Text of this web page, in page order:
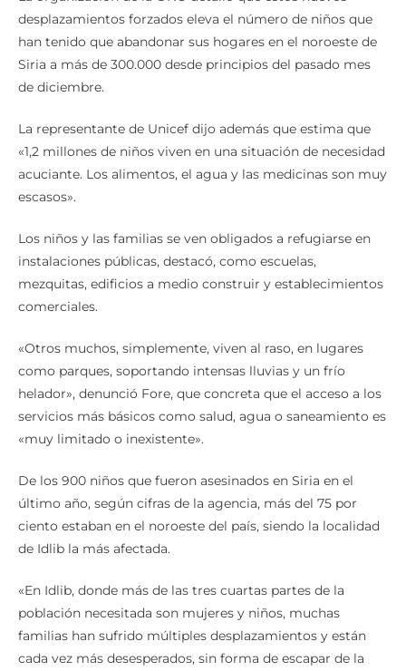
desplazamientos forzados eleva el número de niños que
han tenido que abandonar sus hogares en el noroeste de
Siria a más de 300.000 desde principios del pasado mes
de diciembre.
La representante de Unicef dijo además que estima que
«1,2 millones de niños viven en una situación de necesidad
acuciante. Los alimentos, el agua y las medicinas son muy
escasos».
Los niños y las familias se ven obligados a refugiarse en
instalaciones públicas, destacó, como escuelas,
mezquitas, edificios a medio construir y establecimientos
comerciales.
«Otros muchos, simplemente, viven al raso, en lugares
como parques, soportando intensas lluvias y un frío
helador», denunció Fore, que concreta que el acceso a los
servicios más básicos como salud, agua o saneamiento es
«muy limitado o inexistente».
De los 900 niños que fueron asesinados en Siria en el
último año, según cifras de la agencia, más del 75 por
ciento estaban en el noroeste del país, siendo la localidad
de Idlib la más afectada.
«En Idlib, donde más de las tres cuartas partes de la
población necesitada son mujeres y niños, muchas
familias han sufrido múltiples desplazamientos y están
cada vez más desesperados, sin forma de escapar de la